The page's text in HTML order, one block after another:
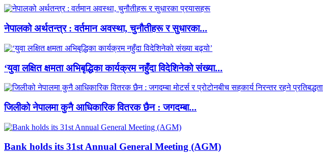
नेपालको अर्थतन्त्र : वर्तमान अवस्था, चुनौतीहरू र सुधारका...
‘युवा लक्षित क्षमता अभिबृद्धिका कार्यक्रम नहुँदा विदेशिनेको संख्या...
जिलीको नेपालमा कुनै आधिकारिक वितरक छैन : जगदम्बा...
Bank holds its 31st Annual General Meeting (AGM)